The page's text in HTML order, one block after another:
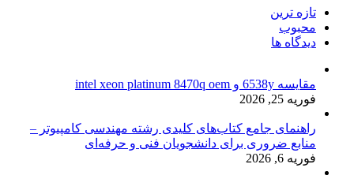
تازه ترین
محبوب
دیدگاه ها
مقایسه 6538y و intel xeon platinum 8470q oem
فوریه 25, 2026
راهنمای جامع کتاب‌های کلیدی رشته مهندسی کامپیوتر –
منابع ضروری برای دانشجویان فنی و حرفه‌ای
فوریه 6, 2026